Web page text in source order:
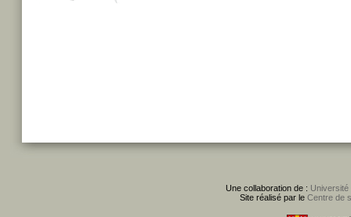
Une collaboration de : Université
Site réalisé par le Centre de